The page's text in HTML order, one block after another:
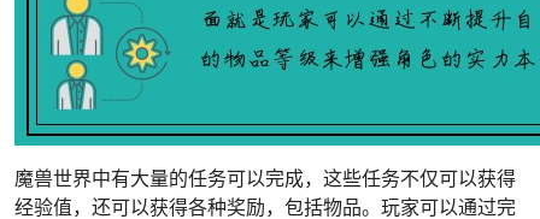
魔兽世界中有大量的任务可以完成，这些任务不仅可以获得
经验值，还可以获得各种奖励，包括物品。玩家可以通过完